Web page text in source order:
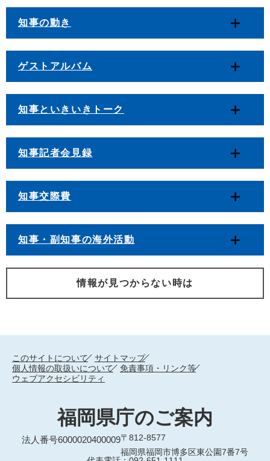
知事の動き
ゲストアルバム
知事といきいきトーク
知事記者会見録
知事交際費
知事・副知事の海外活動
情報が見つからない時は
このサイトについて
サイトマップ
個人情報の取扱いについて
免責事項・リンク等
ウェブアクセシビリティ
福岡県庁のご案内
法人番号6000020400009〒812-8577
福岡県福岡市博多区東公園7番7号